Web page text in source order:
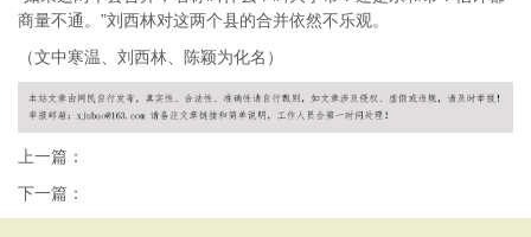
商量不通。”刘西林对这两个县的合并依然不乐观。
（文中寒温、刘西林、陈颖为化名）
上一篇：
下一篇：